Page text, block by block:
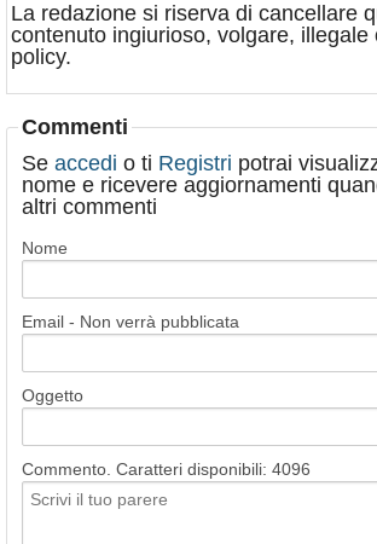
La redazione si riserva di cancellare
contenuto ingiurioso, volgare, illegale
policy.
Commenti
Se accedi o ti Registri potrai
nome e ricevere aggiornamenti
altri commenti
Nome
Email - Non verrà pubblicata
Oggetto
Commento. Caratteri disponibili: 4096